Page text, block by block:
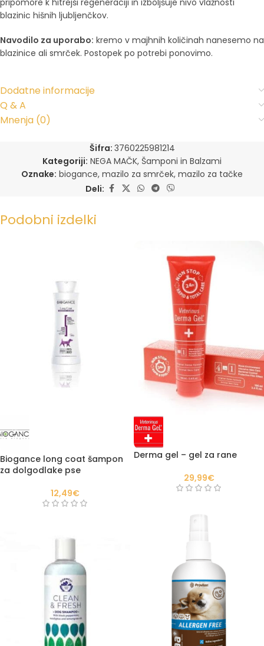
pripomore k hitrejši regeneraciji in izboljšuje nivo vlažnosti
blazinic hišnih ljubljenčkov.
Navodilo za uporabo: kremo v majhnih količinah nanesemo na
blazinice ali smrček. Postopek po potrebi ponovimo.
Dodatne informacije
Q & A
Mnenja (0)
Šifra: 3760225981214
Kategoriji: NEGA MAČK, Šamponi in Balzami
Oznake: biogance, mazilo za smrček, mazilo za tačke
Deli:
Podobni izdelki
Biogance long coat šampon
za dolgodlake pse
12,49€
Derma gel – gel za rane
29,99€